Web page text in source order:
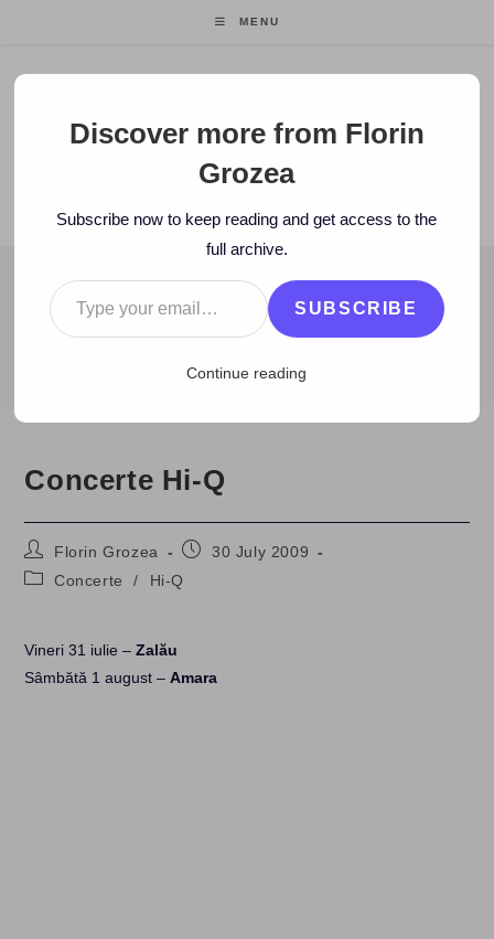
MENU
Florin Grozea
ENTREPRENEUR. FOUNDER/CEO MOCAPP.
BLOG
2009 > July > 30 > Hi-Q > Concerte Hi-Q
Concerte Hi-Q
Post
author:
Florin Grozea
Post30 July 2009
PostConcerte / Hi-Q
Vineri 31 iulie –Zalău
Sâmbătă 1 august – Amara
Discover more from Florin
Grozea
Subscribe now to keep reading and get access to the
full archive.
Type your email…
SUBSCRIBE
Continue reading